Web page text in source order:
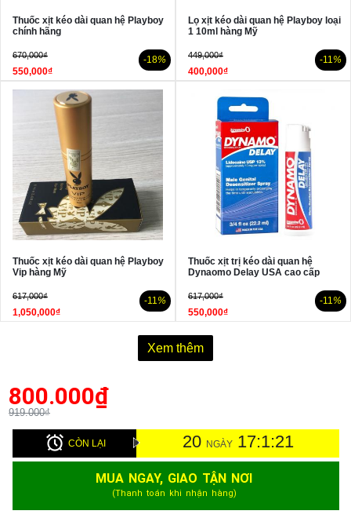
Thuốc xịt kéo dài quan hệ Playboy
chính hãng
670,000₫
550,000₫
-18%
Lọ xịt kéo dài quan hệ Playboy loại
1 10ml hàng Mỹ
449,000₫
400,000₫
-11 %
Thuốc xịt kéo dài quan hệ Playboy
Vip hàng Mỹ
617,000₫
1,050,000₫
-11 %
Thuốc xịt trị kéo dài quan hệ
Dynaomo Delay USA cao cấp
617,000₫
550,000₫
-11 %
Xem thêm
800.000₫
919.000₫
CÒN LẠI 20 NGÀY17:1:20
MUA NGAY, GIAO TẬN NƠI
(Thanh toán khi nhận hàng)